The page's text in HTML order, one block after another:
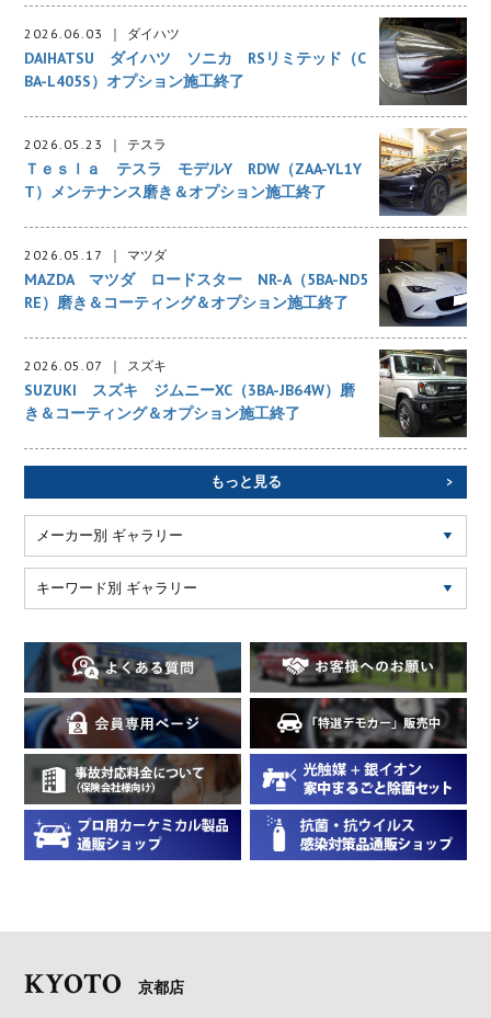
2026.06.03 ダイハツ
DAIHATSU ダイハツ ソニカ RSリミテッド（C
BA-L405S）オプション施工終了
2026.05.23 テスラ
Ｔｅｓｌａ テスラ モデルY RDW（ZAA-YL1Y
T）メンテナンス磨き＆オプション施工終了
2026.05.17 マツダ
MAZDA マツダ ロードスター NR-A（5BA-ND5
RE）磨き＆コーティング＆オプション施工終了
2026.05.07 スズキ
SUZUKI スズキ ジムニーXC（3BA-JB64W）磨
き＆コーティング＆オプション施工終了
もっと見る
KYOTO 京都店